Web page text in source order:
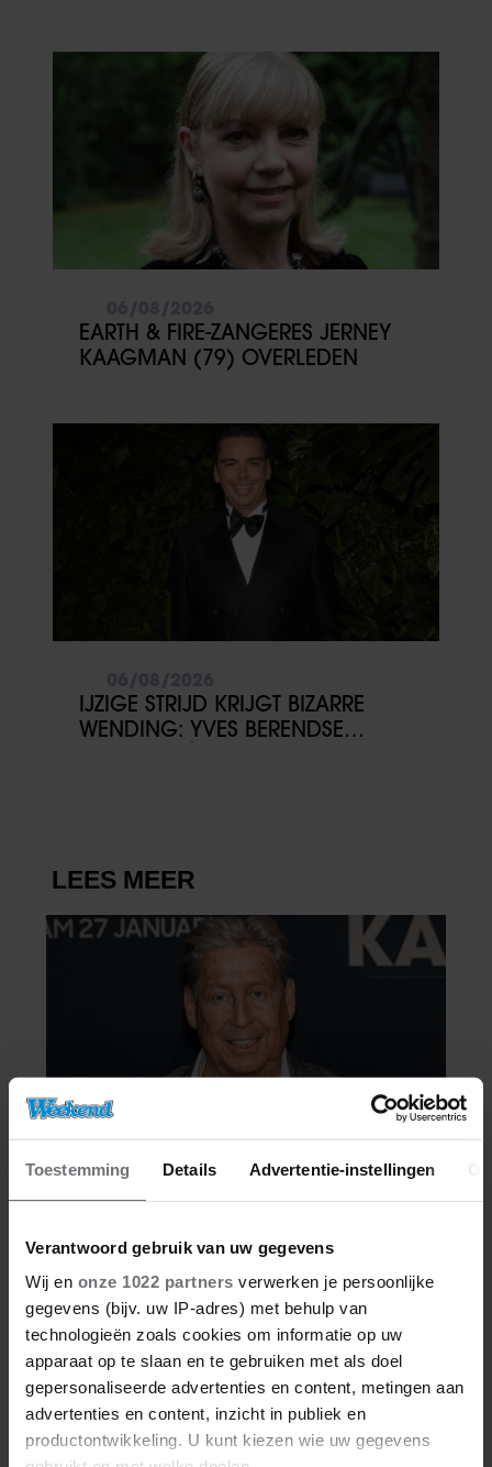
Toestemming Details Advertentie-instellingen
Verantwoord gebruik van uw gegevens
Wij en onze 1022 partners verwerken je persoonlijke
gegevens (bijv. uw IP-adres) met behulp van
technologieën zoals cookies om informatie op uw
apparaat op te slaan en te gebruiken met als doel
gepersonaliseerde advertenties en content, metingen aan
advertenties en content, inzicht in publiek en
productontwikkeling. U kunt kiezen wie uw gegevens
EARTH & FIRE-ZANGERES JERNEY
KAAGMAN (79) OVERLEDEN
IJZIGE STRIJD KRIJGT BIZARRE
WENDING: YVES BERENDSE